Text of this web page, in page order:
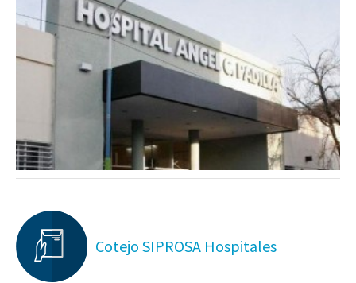
Cotejo SIPROSA Hospitales